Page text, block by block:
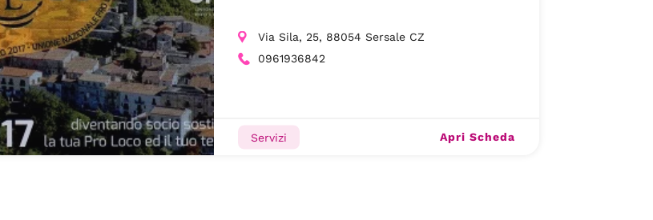
Via Sila, 25, 88054 Sersale CZ
0961936842
Servizi Apri Scheda